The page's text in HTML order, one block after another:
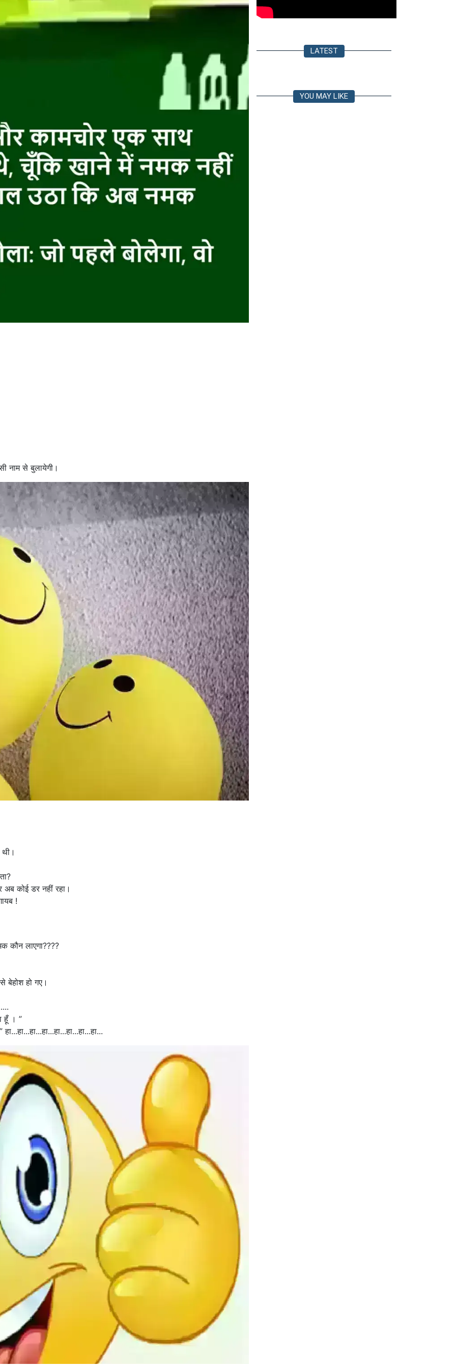
नाम से बुलायेगी।
कोई डर नहीं रहा।
!
कौन लाएगा????
बेहोश हो गए।
हूँ । ”
LATEST
YOU MAY LIKE